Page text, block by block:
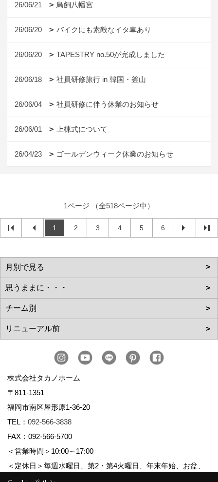
26/06/21 鳥飼八幡宮
26/06/20 バイクにも素敵なイタ車あり
26/06/20 TAPESTRY no.50が完成しました
26/06/18 社員研修旅行 in 韓国・釜山
26/06/04 社員研修に伴う休業のお知らせ
26/06/01 上棟式について
26/04/23 ゴールデンウィーク休業のお知らせ
1ページ （全518ページ中）
1 2 3 4 5 6
株式会社タカノホーム
〒811-1351
福岡市南区屋形原1-36-20
TEL： 092-566-3838
FAX：092-566-5700
＜営業時間＞10:00～17:00
＜定休日＞毎週水曜日、第2・第4火曜日、年末年始、お盆、
ゴールデンウィーク、夏季休暇